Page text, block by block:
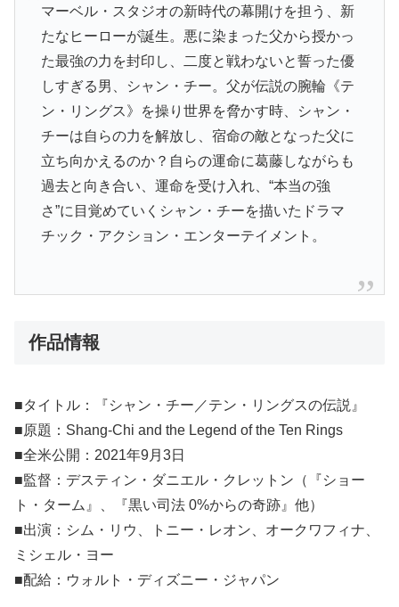
マーベル・スタジオの新時代の幕開けを担う、新
たなヒーローが誕生。悪に染まった父から授かっ
た最強の力を封印し、二度と戦わないと誓った優
しすぎる男、シャン・チー。父が伝説の腕輪《テ
ン・リングス》を操り世界を脅かす時、シャン・
チーは自らの力を解放し、宿命の敵となった父に
立ち向かえるのか？自らの運命に葛藤しながらも
過去と向き合い、運命を受け入れ、“本当の強
さ”に目覚めていくシャン・チーを描いたドラマ
チック・アクション・エンターテイメント。
作品情報
■タイトル：『シャン・チー／テン・リングスの伝説』
■原題：Shang-Chi and the Legend of the Ten Rings
■全米公開：2021年9月3日
■監督：デスティン・ダニエル・クレットン（『ショー
ト・ターム』、『黒い司法 0%からの奇跡』他）
■出演：シム・リウ、トニー・レオン、オークワフィナ、
ミシェル・ヨー
■配給：ウォルト・ディズニー・ジャパン